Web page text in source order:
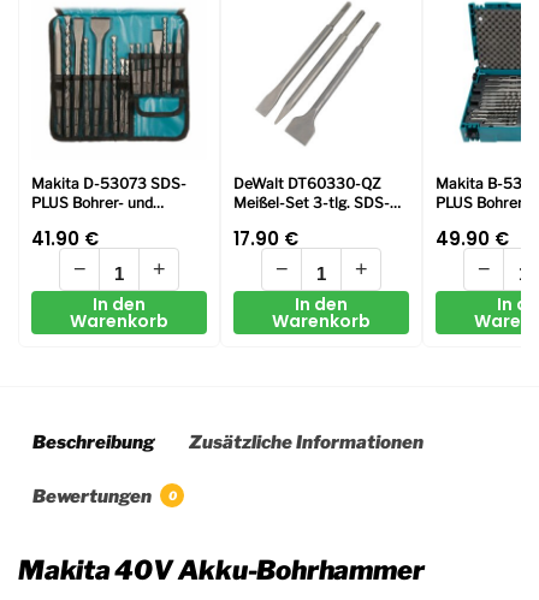
Makita D-53073 SDS-
PLUS Bohrer- und
17 tlg.
41.90 €
−
+
In den
Warenkorb
DeWalt DT60330-QZ
Meißel-Set 3-tlg. SDS-
17.90 €
−
+
In den
Warenkorb
Makita B-
PLUS Bohrer-
tlg.
49.90 €
−
In
Beschreibung Zusätzliche Informationen
Bewertungen 0
Makita 40V Akku-Bohrhammer